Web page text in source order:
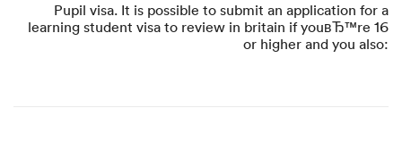
Pupil visa. It is possible to submit an application for a
learning student visa to review in britain if youвЂ™re 16
or higher and you also: